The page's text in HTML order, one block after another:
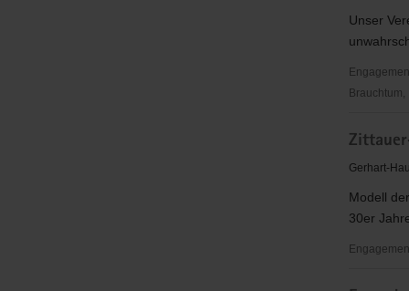
Menschen
e.V.
Unser
e.V.
Gerhart-
Modell
30er